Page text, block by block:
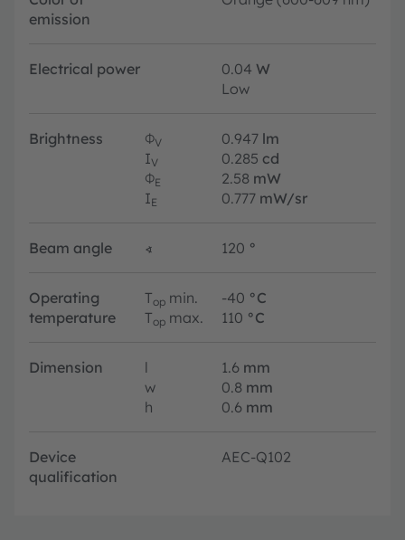
emission
Electrical power 0.04 W
Low
Brightness ΦV 0.947 lm
IV 0.285 cd
ΦE 2.58 mW
IE 0.777 mW/sr
Beam angle ∢ 120 °
Operating
temperature
Top min. -40 °C
Top max. 110 °C
Dimension l 1.6 mm
w
0.8 mm
h
0.6 mm
Device
qualification
AEC-Q102